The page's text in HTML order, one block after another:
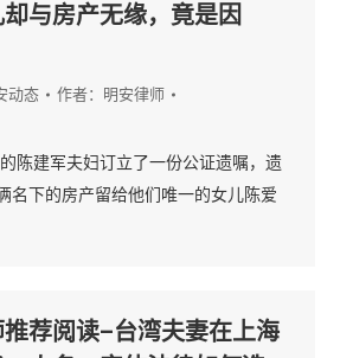
与房产无缘，竟是因
动态 作者： 明安律师
陈建军夫妇订立了一份公证遗嘱，遗
名下的房产留给他们唯一的女儿陈爱
荐阅读–台湾夫妻在上海